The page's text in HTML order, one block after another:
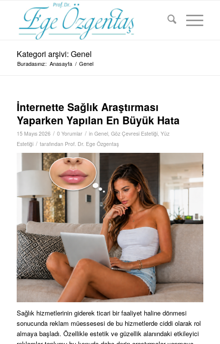
Kategori arşivi: Genel
Buradasınız: Anasayfa / Genel
İnternette Sağlık Araştırması
Yaparken Yapılan En Büyük Hata
15 Mayıs 2026 / 0 Yorumlar / in Genel, Göz Çevresi Estetiği, Yüz
Estetiği / tarafından Prof. Dr. Ege Özgentaş
Sağlık hizmetlerinin giderek ticari bir faaliyet haline dönmesi
sonucunda reklam müessesesi de bu hizmetlerde ciddi olarak rol
almaya başladı. Özellikle estetik ve güzellik alanındaki etkileyici